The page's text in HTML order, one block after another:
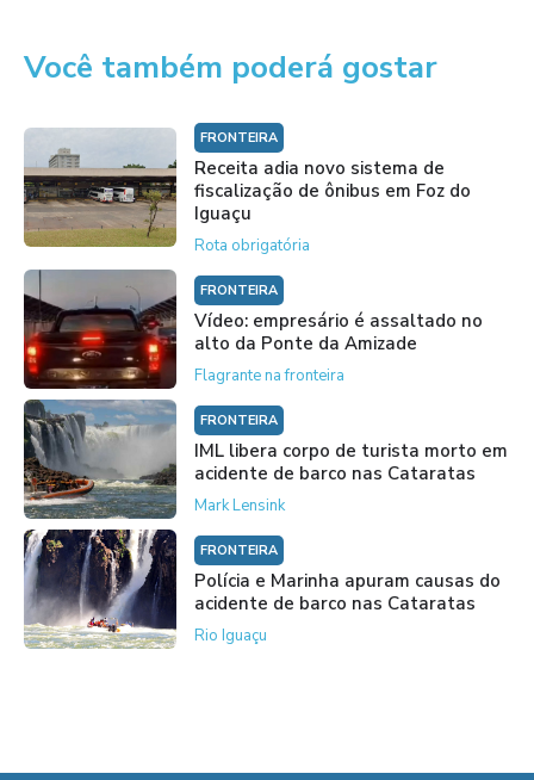
Você também poderá gostar
FRONTEIRA
Receita adia novo sistema de
fiscalização de ônibus em Foz do
Iguaçu
Rota obrigatória
FRONTEIRA
Vídeo: empresário é assaltado no
alto da Ponte da Amizade
Flagrante na fronteira
FRONTEIRA
IML libera corpo de turista morto em
acidente de barco nas Cataratas
Mark Lensink
FRONTEIRA
Polícia e Marinha apuram causas do
acidente de barco nas Cataratas
Rio Iguaçu